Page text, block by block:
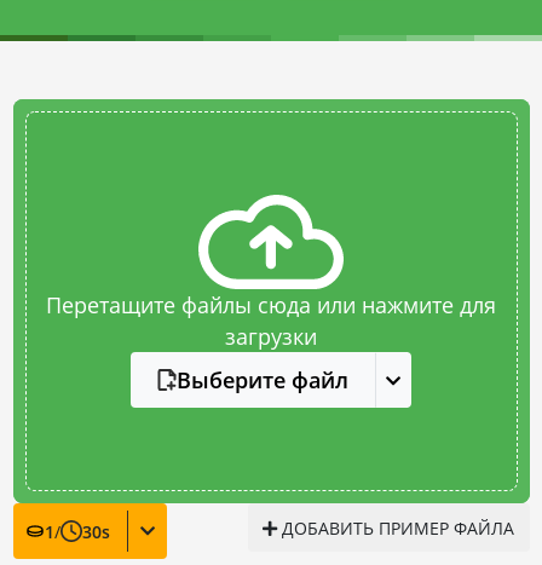
Перетащите файлы сюда или нажмите для
загрузки
Выберите файл
1/ 30s ДОБАВИТЬ ПРИМЕР ФАЙЛА